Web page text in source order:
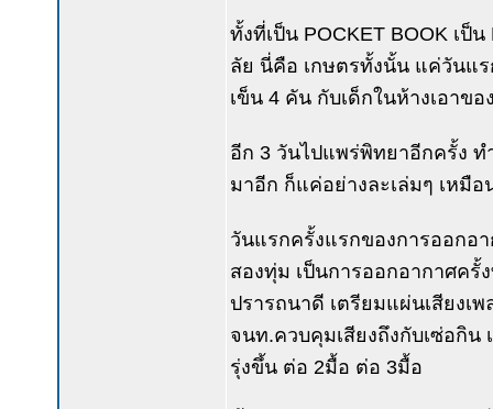
ทั้งที่เป็น POCKET BOOK เป็
ลัย นี่คือ เกษตรทั้งนั้น แค่วันแร
เข็น 4 คัน กับเด็กในห้างเอาขอ
อีก 3 วันไปแพร่พิทยาอีกครั้ง
มาอีก ก็แค่อย่างละเล่มๆ เหมื
วันแรกครั้งแรกของการออกอ
สองทุ่ม เป็นการออกอากาศครั้
ปรารถนาดี เตรียมแผ่นเสียงเ
จนท.ควบคุมเสียงถึงกับเซ่อกิน
รุ่งขึ้น ต่อ 2มื้อ ต่อ 3มื้อ